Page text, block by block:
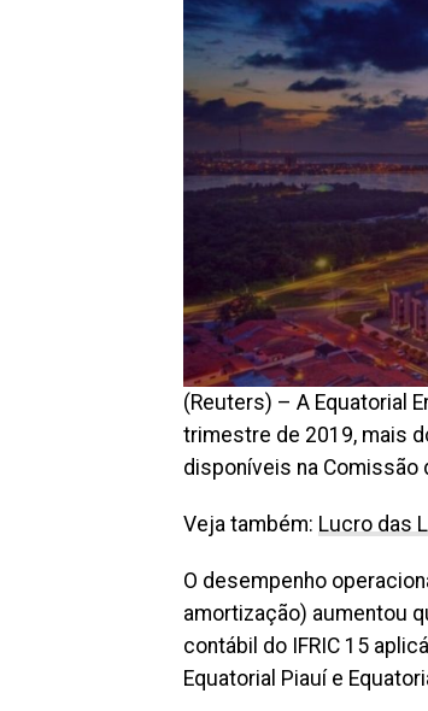
(Reuters) – A Equatorial
trimestre de 2019, mais
disponíveis na Comissão
Veja também: Lucro das
O desempenho
amortização) aumentou
contábil do IFRIC 15
Equatorial Piauí e